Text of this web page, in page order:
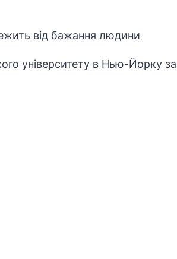
університету в Нью-Йорку